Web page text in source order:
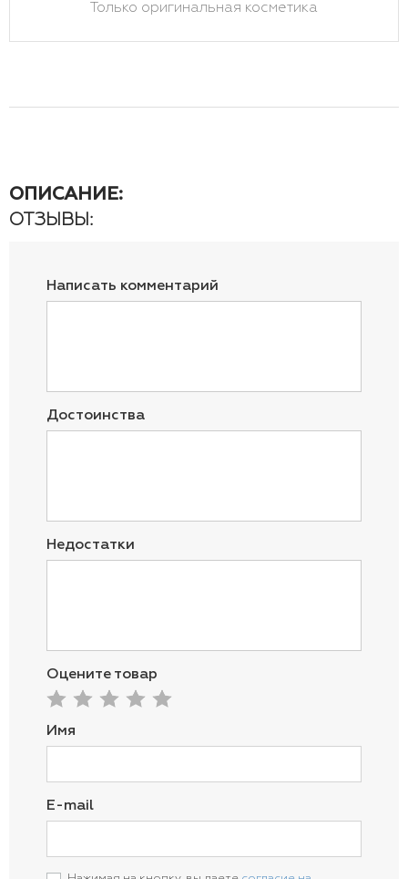
Только оригинальная косметика
ОПИСАНИЕ:
ОТЗЫВЫ:
Написать комментарий
Достоинства
Недостатки
Оцените товар
Имя
E-mail